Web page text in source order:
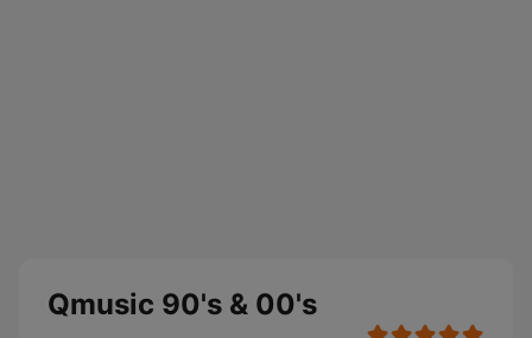
Qmusic 90's & 00's